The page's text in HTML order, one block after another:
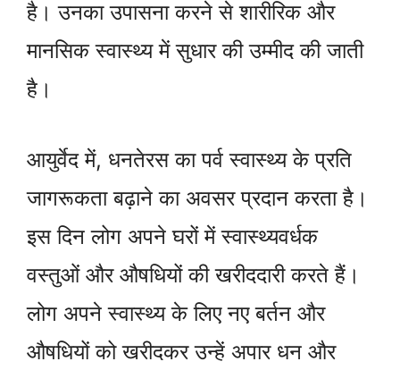
है। उनका उपासना करने से शारीरिक और
मानसिक स्वास्थ्य में सुधार की उम्मीद की जाती
है।
आयुर्वेद में, धनतेरस का पर्व स्वास्थ्य के प्रति
जागरूकता बढ़ाने का अवसर प्रदान करता है।
इस दिन लोग अपने घरों में स्वास्थ्यवर्धक
वस्तुओं और औषधियों की खरीददारी करते हैं।
लोग अपने स्वास्थ्य के लिए नए बर्तन और
औषधियों को खरीदकर उन्हें अपार धन और